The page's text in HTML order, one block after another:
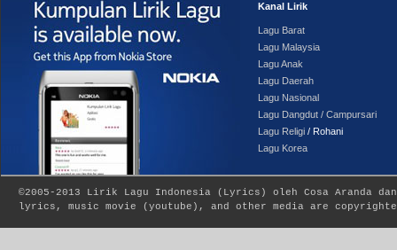
Kanal Lirik
Lagu Barat
Lagu Malaysia
Lagu Anak
Lagu Daerah
Lagu Nasional
Lagu Dangdut / Campursari
Lagu Religi / Rohani
Lagu Korea
©2005-2013 Lirik Lagu Indonesia ( Lyrics ) oleh Cosa Aranda
lyrics, music movie (youtube), and other media are